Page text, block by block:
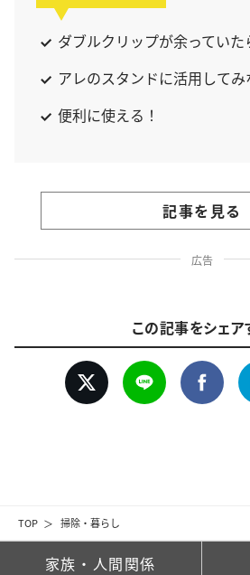
TOP 掃除・暮らし
ダブルクリップが余っていた
アレのスタンドに活用してみ
便利に使える！
記事を見る
広告
この記事をシェア
家族・人間関係